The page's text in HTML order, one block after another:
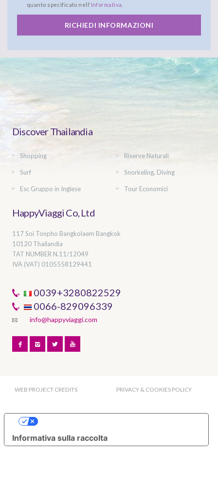
quanto specificato nell' Informativa
RICHIEDI INFORMAZIONI
Discover Thailandia
Shopping Riserve Naturali
Surf Snorkeling, Diving
Esc Gruppo in Inglese Tour Economici
HappyViaggi Co, Ltd
117 Soi Tonpho Bangkolaem Bangkok
10120 Thailandia
TAT NUMBER N.11/12049
IVA (VAT) 0105558129441
0039+3280822529
0066-829096339
info@happyviaggi.com
WEB PROJECT CREDITS PRIVACY & COOKIES POLICY
Informativa sulla raccolta
Le tue preferenze relative alla privacy